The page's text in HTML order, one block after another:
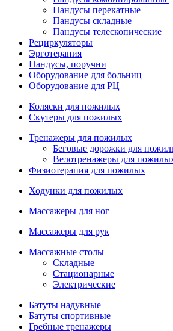
Пандусы перекатные
Пандусы складные
Пандусы телескопические
Рециркуляторы
Эрготерапия
Пандусы, поручни
Оборудование для больниц
Оборудование для РЦ
Коляски для пожилых
Скутеры для пожилых
Тренажеры для пожилых
Беговые дорожки для
Велотренажеры для
Физиотерапия для пожилых
Ходунки для пожилых
Массажеры для ног
Массажеры для рук
Массажные столы
Складные
Стационарные
Электрические
Батуты надувные
Батуты спортивные
Гребные тренажеры